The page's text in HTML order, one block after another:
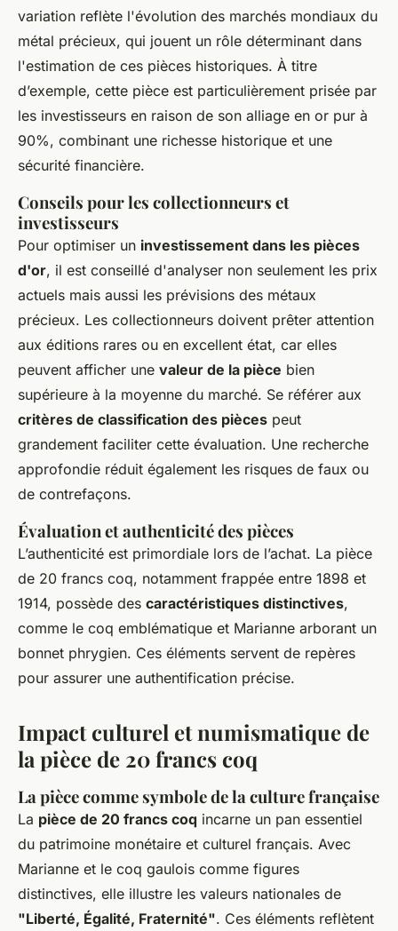
variation reflète l'évolution des marchés mondiaux du
métal précieux, qui jouent un rôle déterminant dans
l'estimation de ces pièces historiques. À titre
d’exemple, cette pièce est particulièrement prisée par
les investisseurs en raison de son alliage en or pur à
90%, combinant une richesse historique et une
sécurité financière.
Conseils pour les collectionneurs et
investisseurs
Pour optimiser un investissement dans les pièces
d'or, il est conseillé d'analyser non seulement les prix
actuels mais aussi les prévisions des métaux
précieux. Les collectionneurs doivent prêter attention
aux éditions rares ou en excellent état, car elles
peuvent afficher une valeur de la pièce bien
supérieure à la moyenne du marché. Se référer aux
critères de classification des pièces peut
grandement faciliter cette évaluation. Une recherche
approfondie réduit également les risques de faux ou
de contrefaçons.
Évaluation et authenticité des pièces
L’authenticité est primordiale lors de l’achat. La pièce
de 20 francs coq, notamment frappée entre 1898 et
1914, possède des caractéristiques distinctives,
comme le coq emblématique et Marianne arborant un
bonnet phrygien. Ces éléments servent de repères
pour assurer une authentification précise.
Impact culturel et numismatique de
la pièce de 20 francs coq
La pièce comme symbole de la culture française
La pièce de 20 francs coq incarne un pan essentiel
du patrimoine monétaire et culturel français. Avec
Marianne et le coq gaulois comme figures
distinctives, elle illustre les valeurs nationales de
"Liberté, Égalité, Fraternité". Ces éléments reflètent